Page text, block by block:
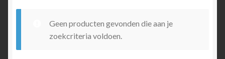
Winkelmand
Geen producten gevonden die aan je
zoekcriteria voldoen.